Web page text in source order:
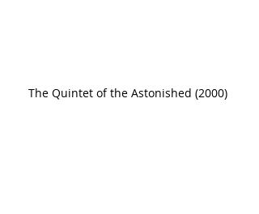
The Quintet of the Astonished (2000)